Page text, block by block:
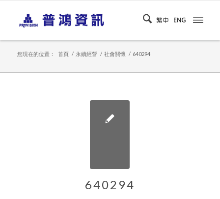
您現在的位置： 首頁 / 永續經營 / 社會關懷 / 640294
640294